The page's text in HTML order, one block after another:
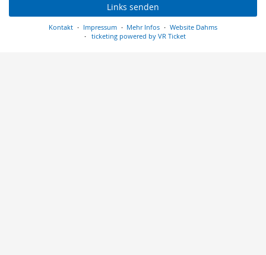
Links senden
Kontakt Impressum Mehr Infos
Website Dahms
ticketing powered by VR Ticket